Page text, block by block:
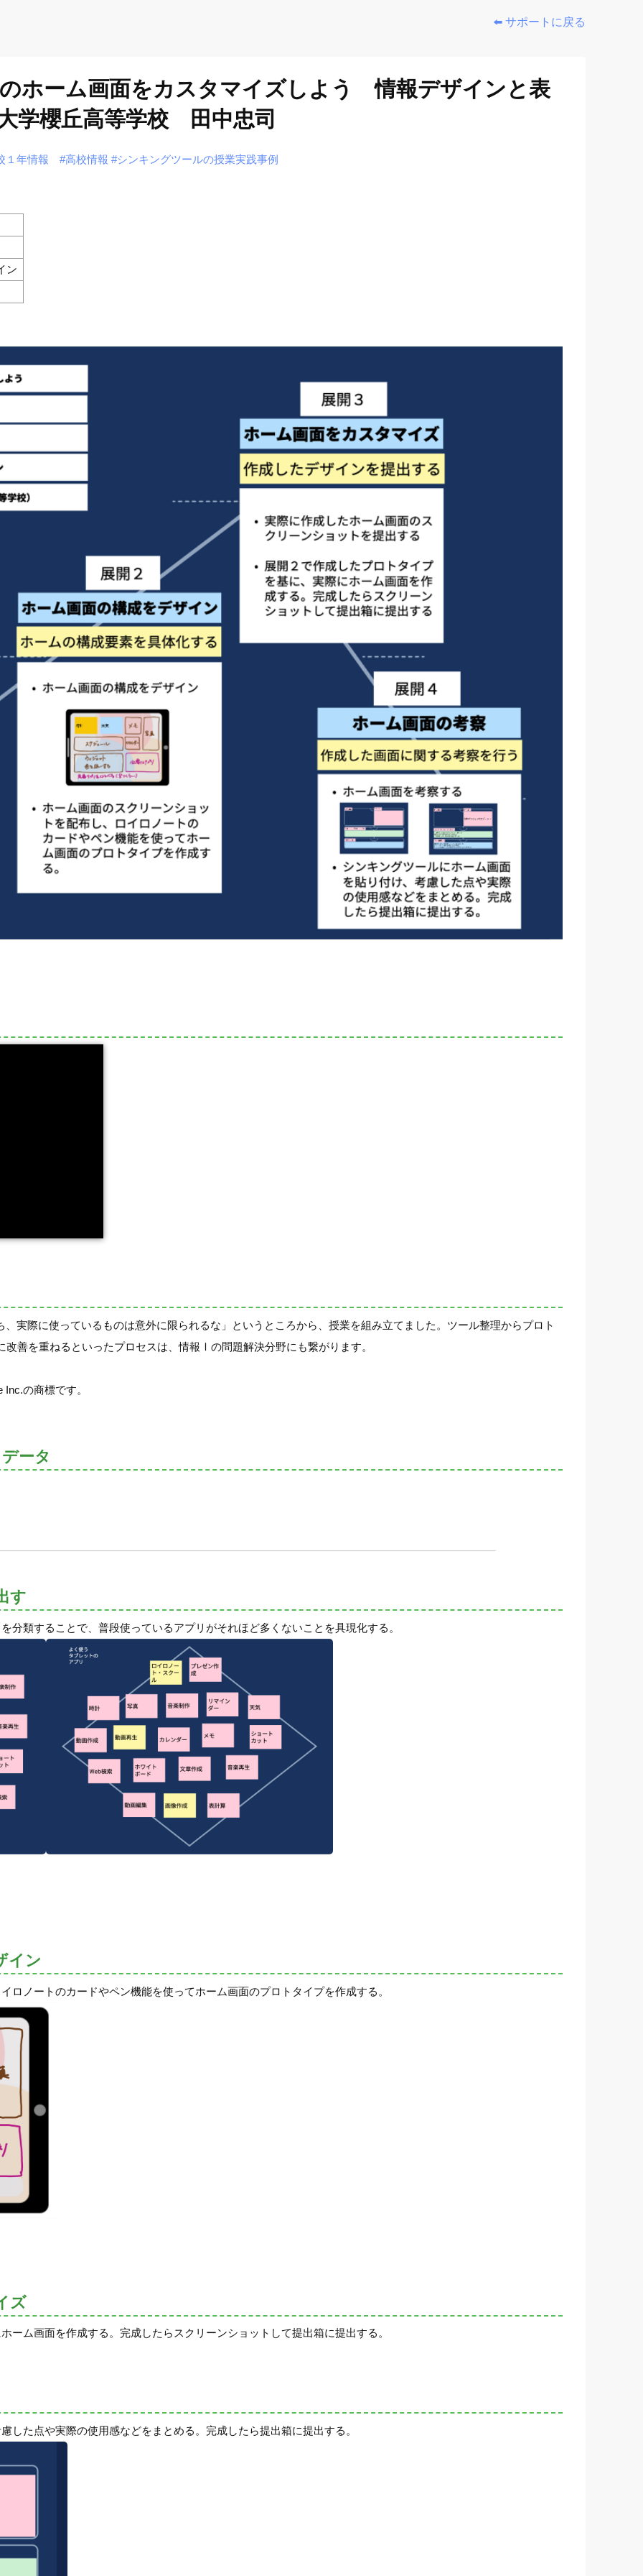
⬅️ サポートに戻る
ーム画面をカスタマイズしよう 情報デザインと表
学櫻丘高等学校 田中忠司
１年情報 #高校情報 #シンキングツールの授業実践事例
ン
実際に使っているものは意外に限られるな」というところから、授業を組み立てました。ツール整理からプロト
善を重ねるといったプロセスは、情報Ⅰの問題解決分野にも繋がります。
の商標です。
ータ
す
分類することで、普段使っているアプリがそれほど多くないことを具現化する。
イン
ロノートのカードやペン機能を使ってホーム画面のプロトタイプを作成する。
ズ
ーム画面を作成する。完成したらスクリーンショットして提出箱に提出する。
した点や実際の使用感などをまとめる。完成したら提出箱に提出する。